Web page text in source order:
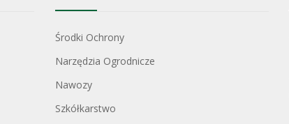
Środki Ochrony
Narzędzia Ogrodnicze
Nawozy
Szkółkarstwo